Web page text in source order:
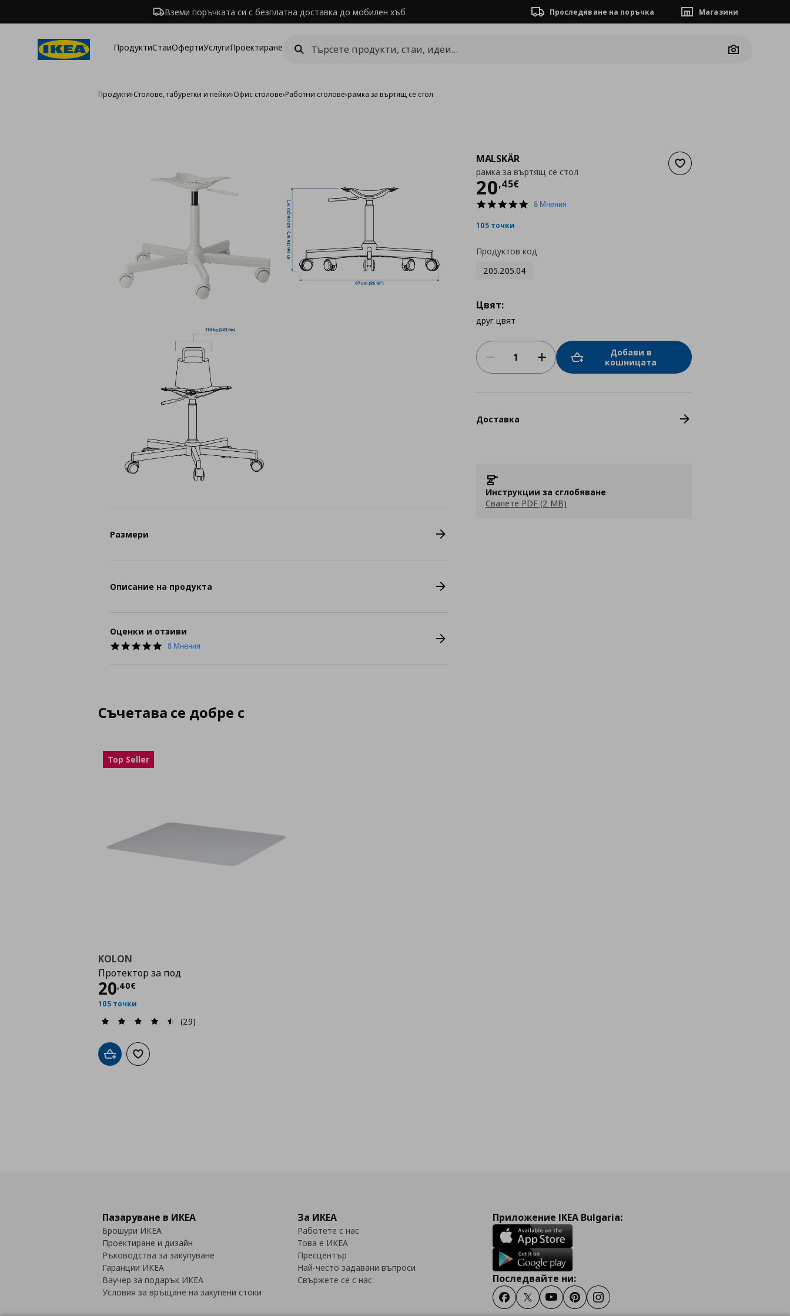
Вземи поръчката си с безплатна доставка до мобилен хъб Проследяване на поръчка Магазини
ПродуктиСтаиОфертиУслугиПроектиране
Camera
Продукти›Столове, табуретки и пейки›Офис столове›Работни столове›рамка за въртящ се стол
Добави към списъка с
MALSKÄR
рамка за въртящ се стол
20,45€
Цена
5.08 Мнения
105 точки
Продуктов код
205.205.04
Цвят:
друг цвят
Добави в
кошницата
Доставка
Инструкции за сглобяване
Свалете PDF (2 MB)
Размери
Описание на продукта
Оценки и отзиви
5.0
8 Мнения
Съчетава се добре с
Top Seller
KOLON
Протектор за под
20,40€
Цена
105 точки
(29)
Добави в кошницата
Добави към списъка с любими
Пазаруване в ИКЕА
Брошури ИКЕА
Проектиране и дизайн
Ръководства за закупуване
Гаранции ИКЕА
Ваучер за подарък ИКЕА
Условия за връщане на закупени стоки
За ИКЕА
Работете с нас
Това е ИКЕА
Пресцентър
Най-често задавани въпроси
Свържете се с нас
Приложение IKEA Bulgaria:
Последвайте ни:
FacebookTwitterYoutubePinterestInstagram